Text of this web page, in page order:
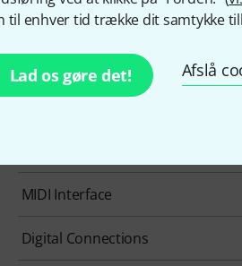
til enhver tid trække dit samtykke
Lad os gøre det! Afslå
Number Of Tracks
MIDI Interface
Digital Connections